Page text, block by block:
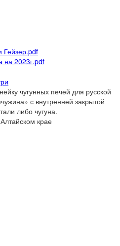
Гейзер.pdf
на 2023г.pdf
чугунных печей для русской
с внутренней закрытой
либо чугуна.
крае